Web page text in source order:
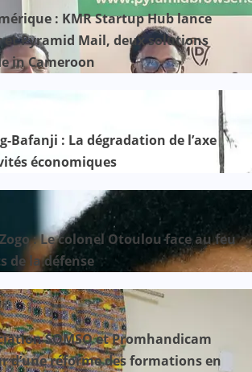
: KMR Startup Hub lance
et Pyramid Mail, deux solutions
in Cameroon
Bafanji : La dégradation de l’axe
économiques
: Le colonel Otoulou face au feu
de la défense
SOMSO et Promhandicam
d’une réforme des formations en